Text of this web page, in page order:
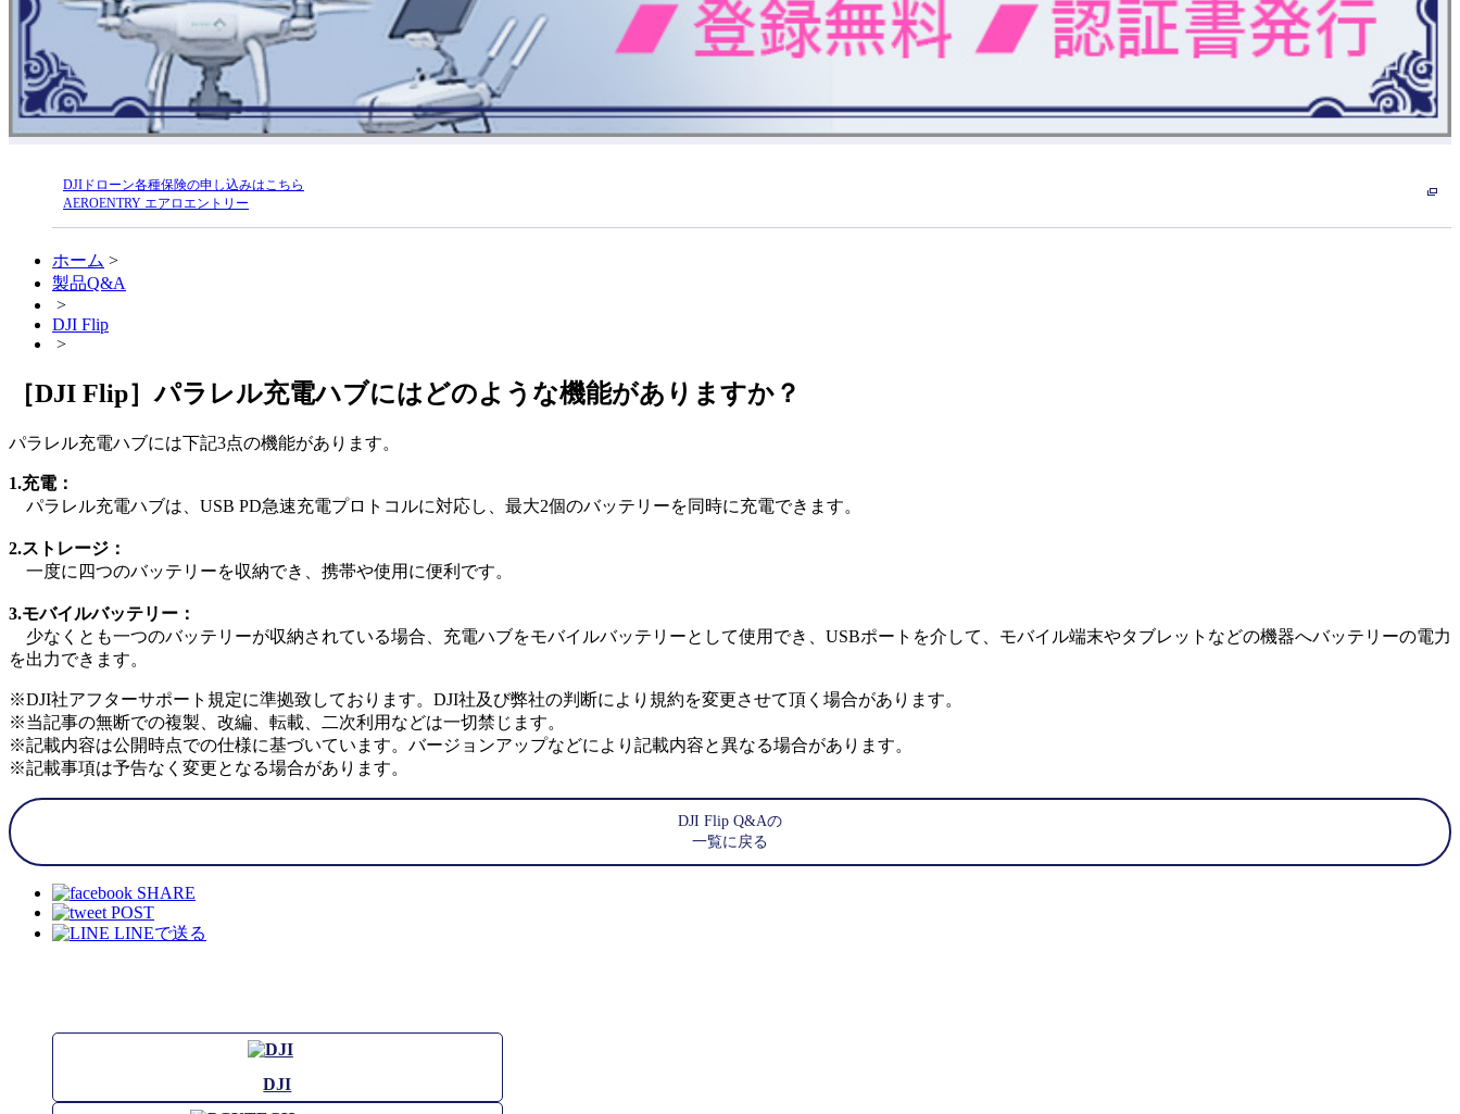
DJIドローン各種保険の申し込みはこちら
AEROENTRY エアロエントリー
ホーム >
製品Q&A
>
DJI Flip
>
［DJI Flip］パラレル充電ハブにはどのような機能がありますか？
パラレル充電ハブには下記3点の機能があります。
1.充電：
パラレル充電ハブは、USB PD急速充電プロトコルに対応し、最大2個のバッテリーを同時に充電できます。
2.ストレージ：
一度に四つのバッテリーを収納でき、携帯や使用に便利です。
3.モバイルバッテリー：
少なくとも一つのバッテリーが収納されている場合、充電ハブをモバイルバッテリーとして使用でき、USBポートを介して、モバイル端末やタブレットなどの機器へバッテリーの電力
を出力できます。
※DJI社アフターサポート規定に準拠致しております。DJI社及び弊社の判断により規約を変更させて頂く場合があります。
※当記事の無断での複製、改編、転載、二次利用などは一切禁じます。
※記載内容は公開時点での仕様に基づいています。バージョンアップなどにより記載内容と異なる場合があります。
※記載事項は予告なく変更となる場合があります。
DJI Flip Q&Aの
一覧に戻る
SHARE
POST
LINEで送る
DJI